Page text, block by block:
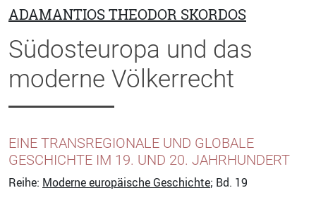
ADAMANTIOS THEODOR SKORDOS
Südosteuropa und das
moderne Völkerrecht
EINE TRANSREGIONALE UND GLOBALE
GESCHICHTE IM 19. UND 20. JAHRHUNDERT
Reihe: Moderne europäische Geschichte; Bd. 19